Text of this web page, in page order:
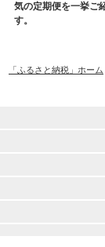
気の定期便を一挙ご
す。
「ふるさと納税」ホーム